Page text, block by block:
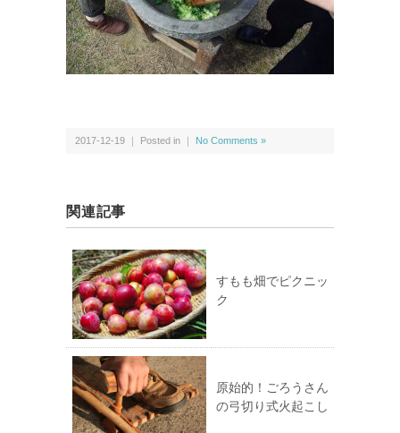
2017-12-19 ｜ Posted in ｜ No Comments »
関連記事
すもも畑でピクニッ
ク
原始的！ごろうさん
の弓切り式火起こし